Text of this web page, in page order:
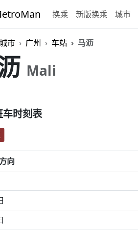
换乘 新版换乘 城市
城市 广州 车站 马沥
Mali
车时刻表
向